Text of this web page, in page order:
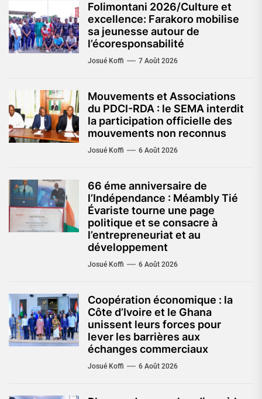
Folimontani 2026/Culture et
excellence: Farakoro mobilise
sa jeunesse autour de
l’écoresponsabilité
Josué Koffi 7 Août 2026
Mouvements et Associations
du PDCI-RDA : le SEMA interdit
la participation officielle des
mouvements non reconnus
Josué Koffi 6 Août 2026
66 éme anniversaire de
l’Indépendance : Méambly Tié
Évariste tourne une page
politique et se consacre à
l’entrepreneuriat et au
développement
Josué Koffi 6 Août 2026
Coopération économique : la
Côte d’Ivoire et le Ghana
unissent leurs forces pour
lever les barrières aux
échanges commerciaux
Josué Koffi 6 Août 2026